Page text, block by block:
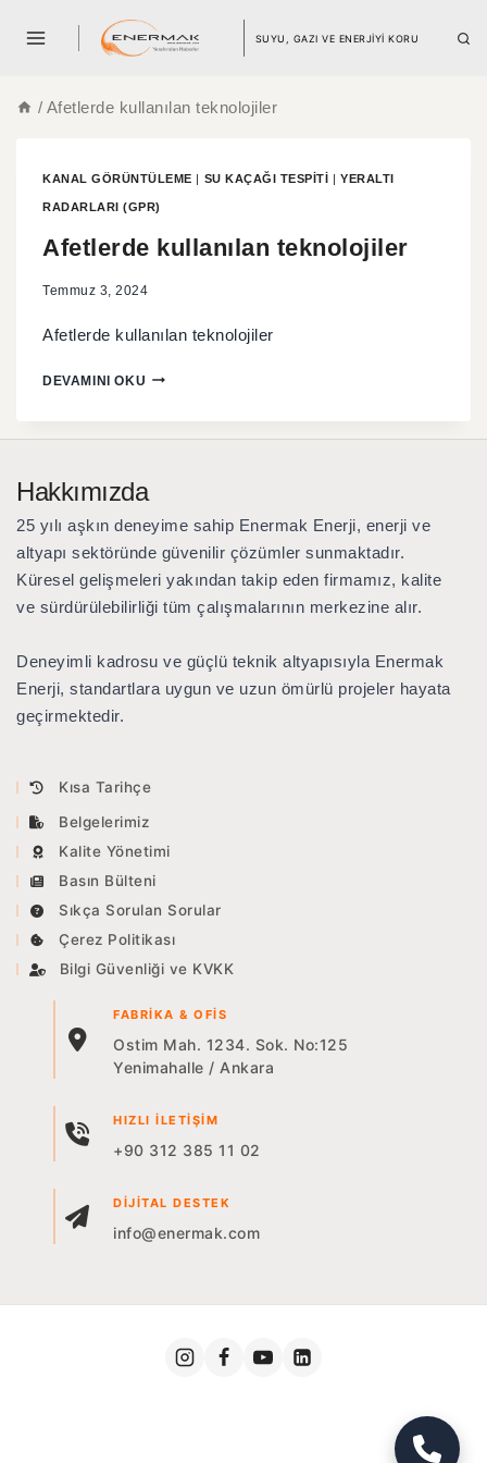
SUYU, GAZI VE ENERJİYİ KORU
/ Afetlerde kullanılan teknolojiler
KANAL GÖRÜNTÜLEME | SU KAÇAĞI TESPITI |YERALTI
RADARLARI (GPR)
Afetlerde kullanılan teknolojiler
Temmuz 3, 2024
Afetlerde kullanılan teknolojiler
DEVAMINI OKU
Hakkımızda
25 yılı aşkın deneyime sahip Enermak Enerji, enerji ve
altyapı sektöründe güvenilir çözümler sunmaktadır.
Küresel gelişmeleri yakından takip eden firmamız, kalite
ve sürdürülebilirliği tüm çalışmalarının merkezine alır.
Deneyimli kadrosu ve güçlü teknik altyapısıyla Enermak
Enerji, standartlara uygun ve uzun ömürlü projeler hayata
geçirmektedir.
Kısa Tarihçe
Belgelerimiz
Kalite Yönetimi
Basın Bülteni
Sıkça Sorulan Sorular
Çerez Politikası
Bilgi Güvenliği ve KVKK
FABRIKA & OFIS
Ostim Mah. 1234. Sok. No:125
Yenimahalle / Ankara
HIZLI İLETIŞIM
+90 312 385 11 02
DIJITAL DESTEK
info@enermak.com